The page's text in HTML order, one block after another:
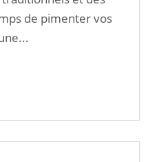
de pimenter vos